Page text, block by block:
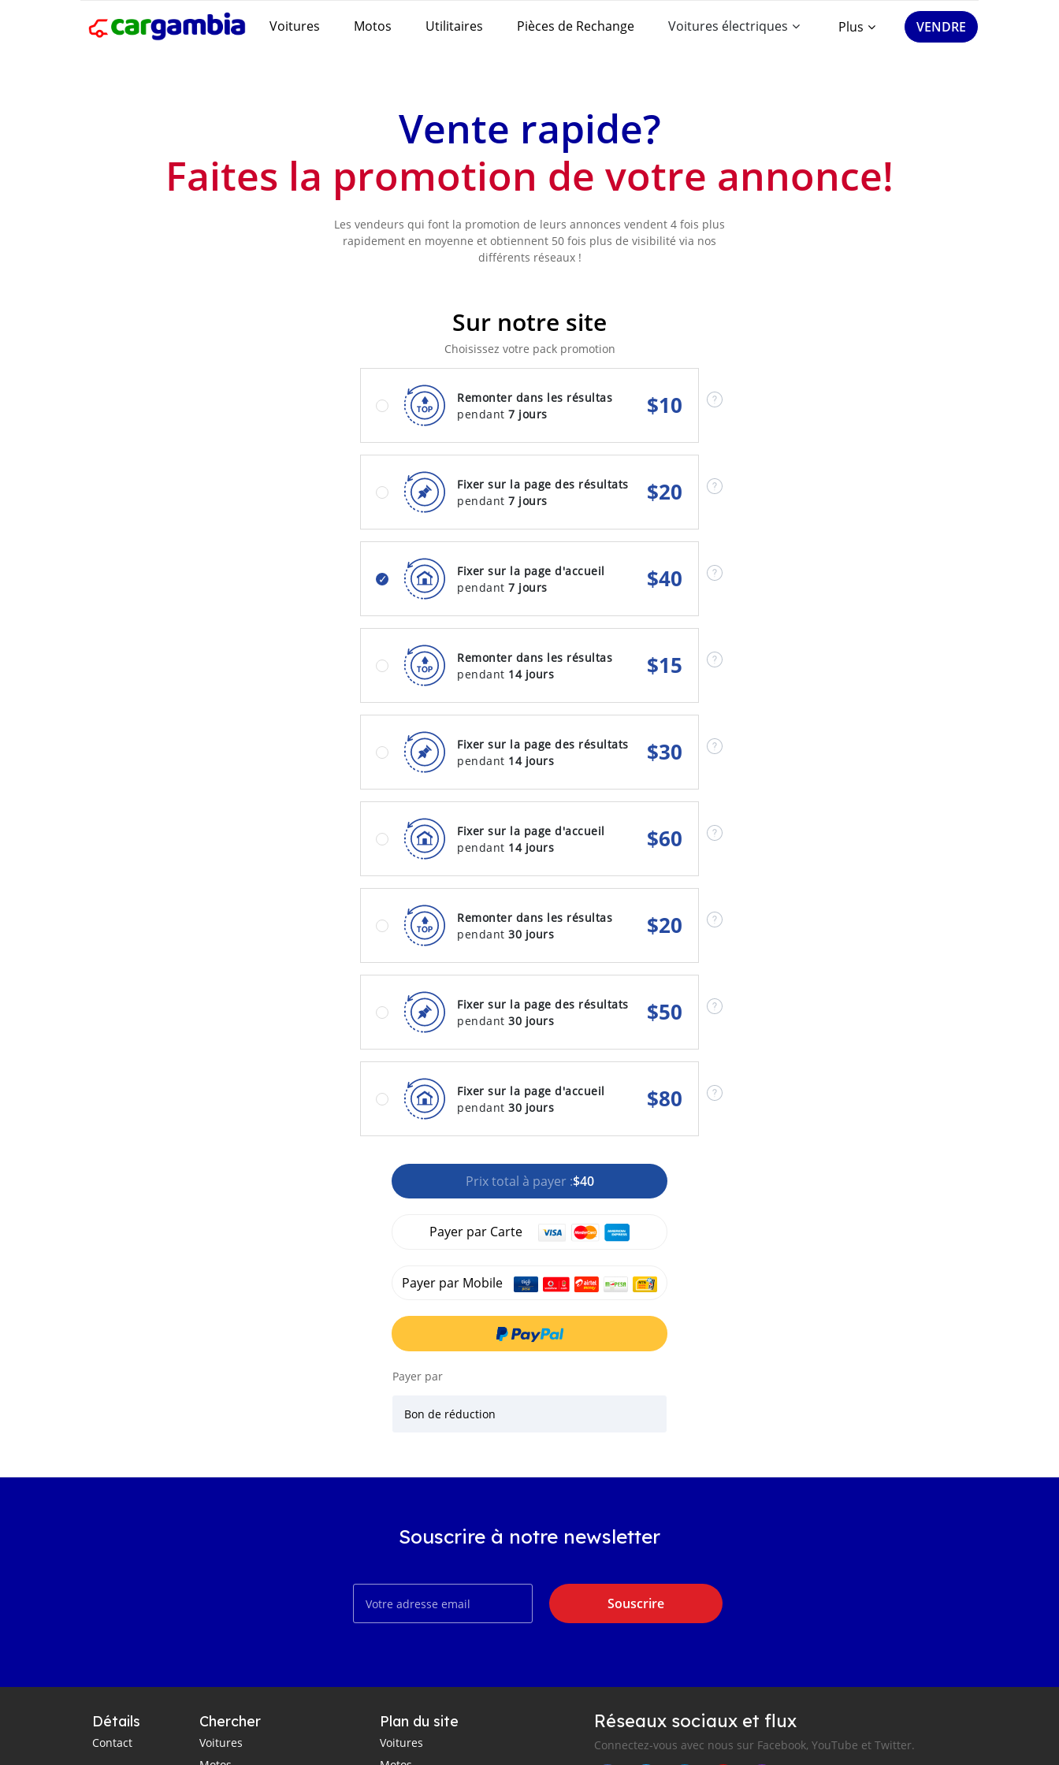
Voitures Motos Utilitaires Pièces de Rechange Voitures électriques Plus VENDRE
Vente rapide?
Faites la promotion de votre annonce!
Les vendeurs qui font la promotion de leurs annonces vendent 4 fois plus
rapidement en moyenne et obtiennent 50 fois plus de visibilité via nos
différents réseaux !
Sur notre site
Choisissez votre pack promotion
Remonter dans les résultas
pendant 7 jours $10
Fixer sur la page des résultats
pendant 7 jours $20
Fixer sur la page d'accueil
pendant 7 jours $40
Remonter dans les résultas
pendant 14 jours $15
Fixer sur la page des résultats
pendant 14 jours $30
Fixer sur la page d'accueil
pendant 14 jours $60
Remonter dans les résultas
pendant 30 jours $20
Fixer sur la page des résultats
pendant 30 jours $50
Fixer sur la page d'accueil
pendant 30 jours $80
Prix total à payer :$40
Payer par Carte
Payer par Mobile
Payer par
Bon de réduction
Souscrire à notre newsletter
Souscrire
Détails
Contact
Chercher
Voitures
Plan du site
Voitures
Réseaux sociaux et flux
Connectez-vous avec nous sur Facebook, YouTube et Twitter.